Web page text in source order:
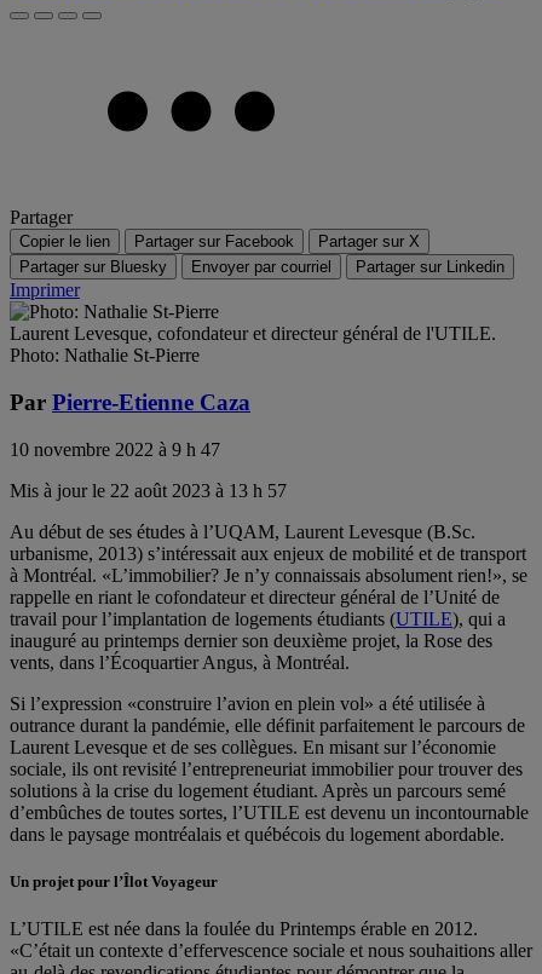
Partager
Copier le lien Partager sur Facebook
Partager sur X
Partager sur Bluesky
Envoyer par courriel Partager sur Linkedin
Imprimer
Laurent Levesque, cofondateur et directeur général de l'UTILE.
Photo: Nathalie St-Pierre
Par Pierre-Etienne Caza
10 novembre 2022 à 9 h 47
Mis à jour le 22 août 2023 à 13 h 57
Au début de ses études à l’UQAM, Laurent Levesque (B.Sc.
urbanisme, 2013) s’intéressait aux enjeux de mobilité et de transport
à Montréal. «L’immobilier? Je n’y connaissais absolument rien!», se
rappelle en riant le cofondateur et directeur général de l’Unité de
travail pour l’implantation de logements étudiants (UTILE), qui a
inauguré au printemps dernier son deuxième projet, la Rose des
vents, dans l’Écoquartier Angus, à Montréal.
Si l’expression «construire l’avion en plein vol» a été utilisée à
outrance durant la pandémie, elle définit parfaitement le parcours de
Laurent Levesque et de ses collègues. En misant sur l’économie
sociale, ils ont revisité l’entrepreneuriat immobilier pour trouver des
solutions à la crise du logement étudiant. Après un parcours semé
d’embûches de toutes sortes, l’UTILE est devenu un incontournable
dans le paysage montréalais et québécois du logement abordable.
Un projet pour l’Îlot Voyageur
L’UTILE est née dans la foulée du Printemps érable en 2012.
«C’était un contexte d’effervescence sociale et nous souhaitions aller